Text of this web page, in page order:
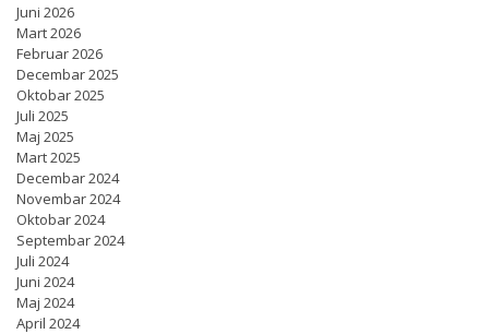
Juni 2026
Mart 2026
Februar 2026
Decembar 2025
Oktobar 2025
Juli 2025
Maj 2025
Mart 2025
Decembar 2024
Novembar 2024
Oktobar 2024
Septembar 2024
Juli 2024
Juni 2024
Maj 2024
April 2024